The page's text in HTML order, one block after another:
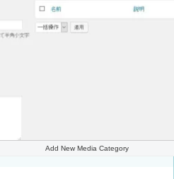
Add New Media Category